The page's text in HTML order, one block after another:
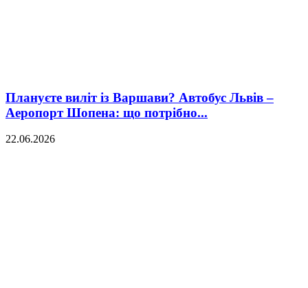
Плануєте виліт із Варшави? Автобус Львів –
Аеропорт Шопена: що потрібно...
22.06.2026